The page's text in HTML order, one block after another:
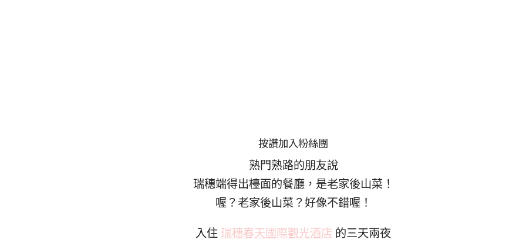
按讚加入粉絲團
熟門熟路的朋友說
瑞穗端得出檯面的餐廳，是老家後山菜！
喔？老家後山菜？好像不錯喔！
入住 瑞穗春天國際觀光酒店 的三天兩夜